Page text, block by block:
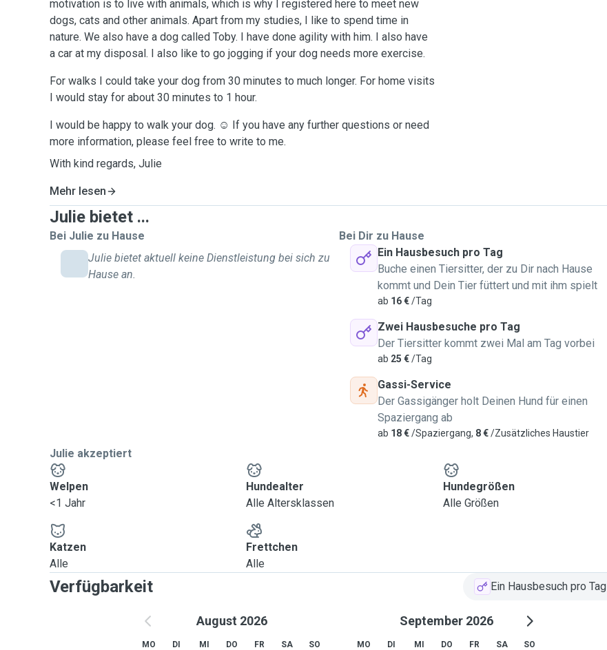
motivation is to live with animals, which is why I registered here to meet new
dogs, cats and other animals. Apart from my studies, I like to spend time in
nature. We also have a dog called Toby. I have done agility with him. I also have
a car at my disposal. I also like to go jogging if your dog needs more exercise.
For walks I could take your dog from 30 minutes to much longer. For home visits
I would stay for about 30 minutes to 1 hour.
I would be happy to walk your dog. ☺️ If you have any further questions or need
more information, please feel free to write to me.
With kind regards, Julie
Mehr lesen
Julie bietet ...
Bei Julie zu Hause
Julie bietet aktuell keine Dienstleistung bei sich zu
Hause an.
Bei Dir zu Hause
Ein Hausbesuch pro Tag
Buche einen Tiersitter, der zu Dir nach Hause
kommt und Dein Tier füttert und mit ihm spielt
ab 16 €/Tag
Zwei Hausbesuche pro Tag
Der Tiersitter kommt zwei Mal am Tag vorbei
ab 25 €/Tag
Gassi-Service
Der Gassigänger holt Deinen Hund für einen
Spaziergang ab
ab 18 €/Spaziergang, 8 €/Zusätzliches Haustier
Julie akzeptiert
Welpen
<1 Jahr
Hundealter
Alle Altersklassen
Hundegrößen
Alle Größen
Katzen
Alle
Frettchen
Alle
Verfügbarkeit Ein Hausbesuch pro Tag
August 2026
MO DI MI DO FR SA SO
September 2026
MO DI MI DO FR SA SO